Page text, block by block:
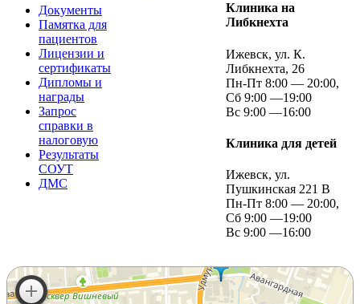
Документы
Памятка для
пациентов
Лицензии и
сертификаты
Дипломы и
награды
Запрос
справки в
налоговую
Результаты
СОУТ
ДМС
Клиника на
Либкнехта
Ижевск, ул. К.
Либкнехта, 26
Пн-Пт 8:00 — 20:00,
Сб 9:00 —19:00
Вс 9:00 —16:00
Клиника для детей
Ижевск, ул.
Пушкинская 221 В
Пн-Пт 8:00 — 20:00,
Сб 9:00 —19:00
Вс 9:00 —16:00